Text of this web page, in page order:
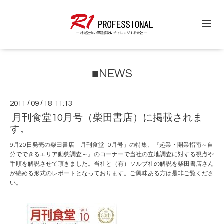
■NEWS
2011 /09 / 18 11:13
月刊食堂10月号（柴田書店）に掲載されま
す。
9月20日発売の柴田書店「月刊食堂10月号」の特集、『起業・開業指南～自
分でできるエリア動態調査～』のコーナーで当社の立地調査に対する視点や
手順を解説させて頂きました。当社と（有）ソルブ社の解説を柴田書店さん
が纏める形式のレポートとなっております。ご興味ある方は是非ご覧くださ
い。